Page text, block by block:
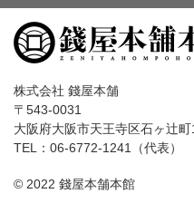
株式会社 錢屋本舗
〒543-0031
大阪府大阪市天王寺区石ヶ辻
TEL：06-6772-1241（代表）
© 2022 錢屋本舗本館